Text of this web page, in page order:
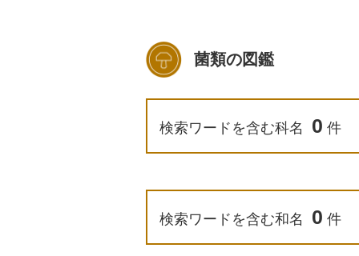
菌類の図鑑
検索ワードを含む科名 0 件
検索ワードを含む和名 0 件